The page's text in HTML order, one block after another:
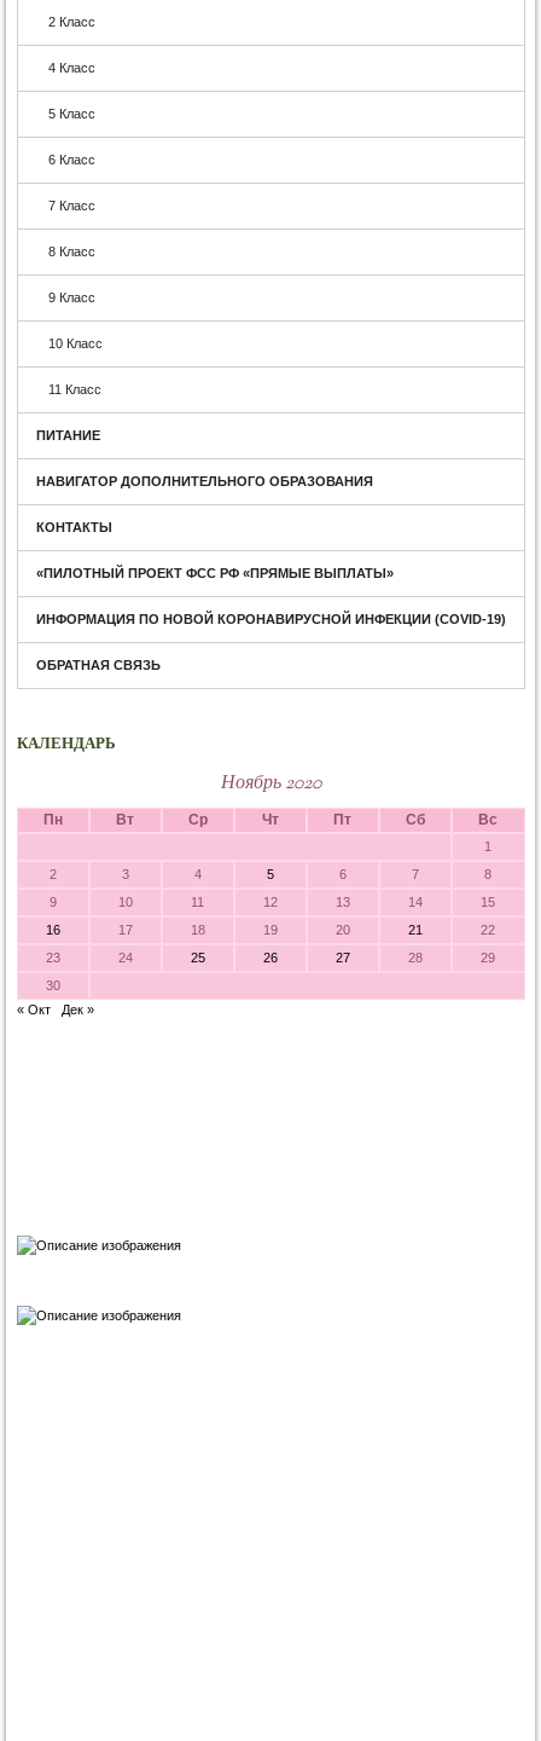
2 Класс
4 Класс
5 Класс
6 Класс
7 Класс
8 Класс
9 Класс
10 Класс
11 Класс
ПИТАНИЕ
НАВИГАТОР ДОПОЛНИТЕЛЬНОГО ОБРАЗОВАНИЯ
КОНТАКТЫ
«ПИЛОТНЫЙ ПРОЕКТ ФСС РФ «ПРЯМЫЕ ВЫПЛАТЫ»
ИНФОРМАЦИЯ ПО НОВОЙ КОРОНАВИРУСНОЙ ИНФЕКЦИИ (COVID-19)
ОБРАТНАЯ СВЯЗЬ
КАЛЕНДАРЬ
Ноябрь 2020
Пн Вт Ср Чт Пт Сб Вс
1
2
3 4 5 6 7
8
9
10 11 12 13 14
15
16
17 18 19 20 21
22
23
24 25 26 27 28
29
30
« Окт
Дек »